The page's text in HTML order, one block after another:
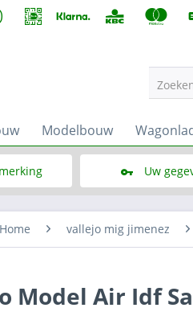
Modelbouw
Uw
Home vallejo mig jimenez
Model Air Idf